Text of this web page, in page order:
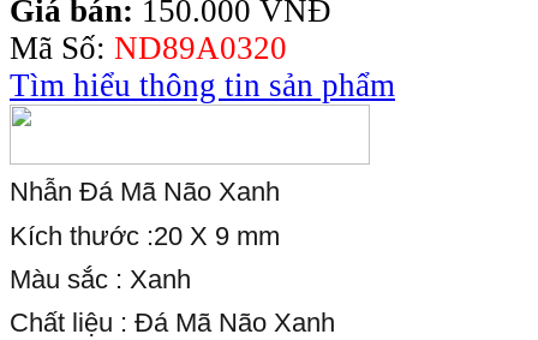
Giá bán: 150.000 VNĐ
Mã Số: ND89A0320
Tìm hiểu thông tin sản phẩm
Nhẫn Đá Mã Não Xanh
Kích thước :20 X 9 mm
Màu sắc : Xanh
Chất liệu : Đá Mã Não Xanh